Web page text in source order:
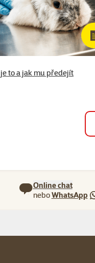
to a jak mu předejít
Online chat
neboWhatsApp